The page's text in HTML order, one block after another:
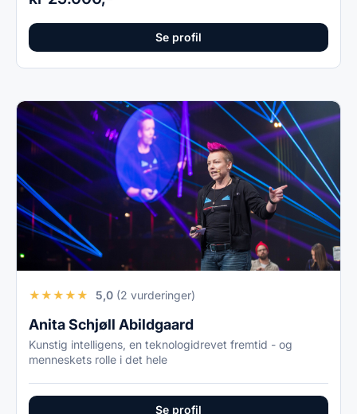
Se profil
★★★★★ 5,0 (2 vurderinger)
Anita Schjøll Abildgaard
Kunstig intelligens, en teknologidrevet fremtid - og
menneskets rolle i det hele
Se profil